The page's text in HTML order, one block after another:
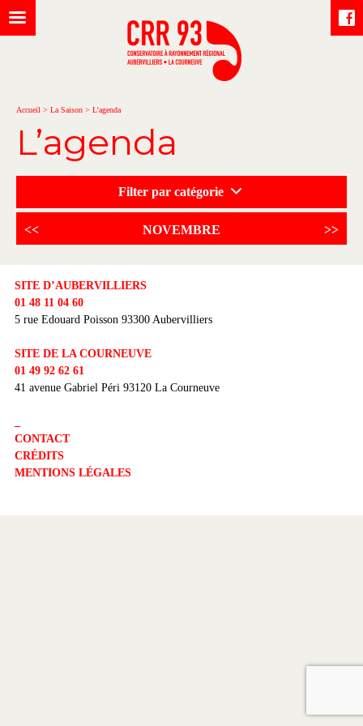
Accueil > La Saison > L’agenda
L’agenda
Filter par catégorie
<< NOVEMBRE >>
SITE D’AUBERVILLIERS
01 48 11 04 60
5 rue Edouard Poisson 93300 Aubervilliers
SITE DE LA COURNEUVE
01 49 92 62 61
41 avenue Gabriel Péri 93120 La Courneuve
CONTACT
CRÉDITS
MENTIONS LÉGALES